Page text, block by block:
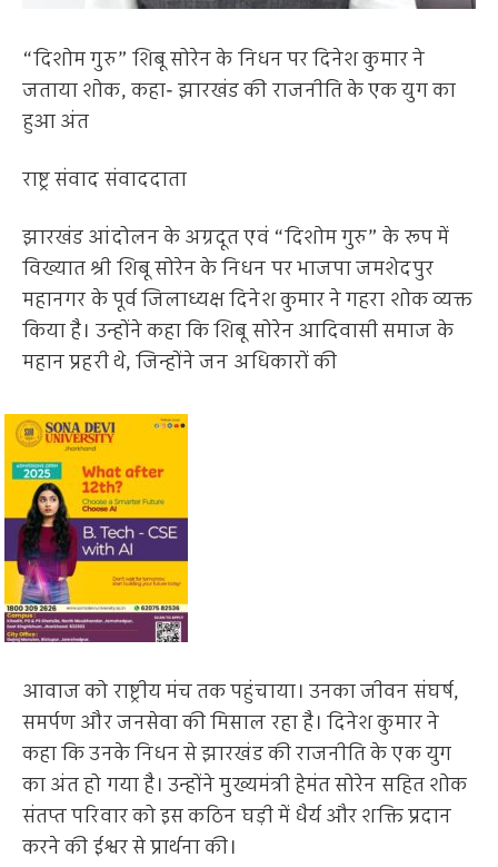
“दिशोम गुरु” शिबू सोरेन के निधन पर दिनेश कुमार ने
जताया शोक, कहा- झारखंड की राजनीति के एक युग का
हुआ अंत
राष्ट्र संवाद संवाददाता
झारखंड आंदोलन के अग्रदूत एवं “दिशोम गुरु” के रूप में
विख्यात श्री शिबू सोरेन के निधन पर भाजपा जमशेदपुर
महानगर के पूर्व जिलाध्यक्ष दिनेश कुमार ने गहरा शोक व्यक्त
किया है। उन्होंने कहा कि शिबू सोरेन आदिवासी समाज के
महान प्रहरी थे, जिन्होंने जन अधिकारों की
आवाज को राष्ट्रीय मंच तक पहुंचाया। उनका जीवन संघर्ष,
समर्पण और जनसेवा की मिसाल रहा है। दिनेश कुमार ने
कहा कि उनके निधन से झारखंड की राजनीति के एक युग
का अंत हो गया है। उन्होंने मुख्यमंत्री हेमंत सोरेन सहित शोक
संतप्त परिवार को इस कठिन घड़ी में धैर्य और शक्ति प्रदान
करने की ईश्वर से प्रार्थना की।